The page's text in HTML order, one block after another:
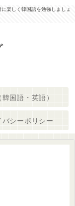
楽しく韓国語を勉強しましょ
国語・英語）
バシーポリシー